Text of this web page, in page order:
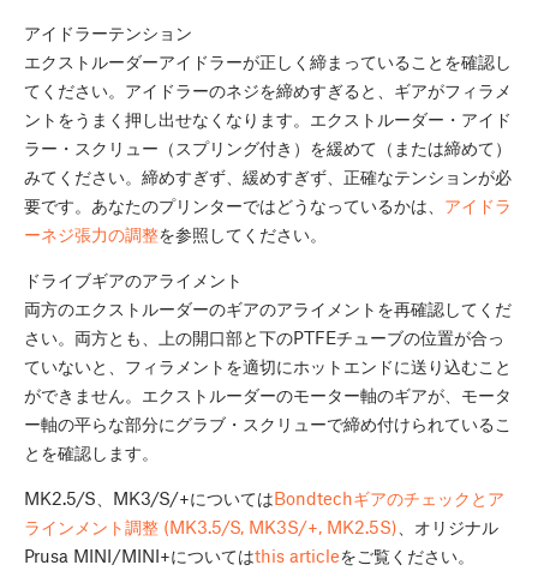
アイドラーテンション
エクストルーダーアイドラーが正しく締まっていることを確認し
てください。アイドラーのネジを締めすぎると、ギアがフィラメ
ントをうまく押し出せなくなります。エクストルーダー・アイド
ラー・スクリュー（スプリング付き）を緩めて（または締めて）
みてください。締めすぎず、緩めすぎず、正確なテンションが必
要です。あなたのプリンターではどうなっているかは、 アイドラ
ーネジ張力の調整を参照してください。
ドライブギアのアライメント
両方のエクストルーダーのギアのアライメントを再確認してくだ
さい。両方とも、上の開口部と下のPTFEチューブの位置が合っ
ていないと、フィラメントを適切にホットエンドに送り込むこと
ができません。エクストルーダーのモーター軸のギアが、モータ
ー軸の平らな部分にグラブ・スクリューで締め付けられているこ
とを確認します。
MK2.5/S、MK3/S/+についてはBondtechギアのチェックとア
ラインメント調整 (MK3.5/S, MK3S/+, MK2.5S) 、オリジナル
Prusa MINI/MINI+についてはthis articleをご覧ください。